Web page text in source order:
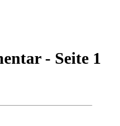
- Seite 1